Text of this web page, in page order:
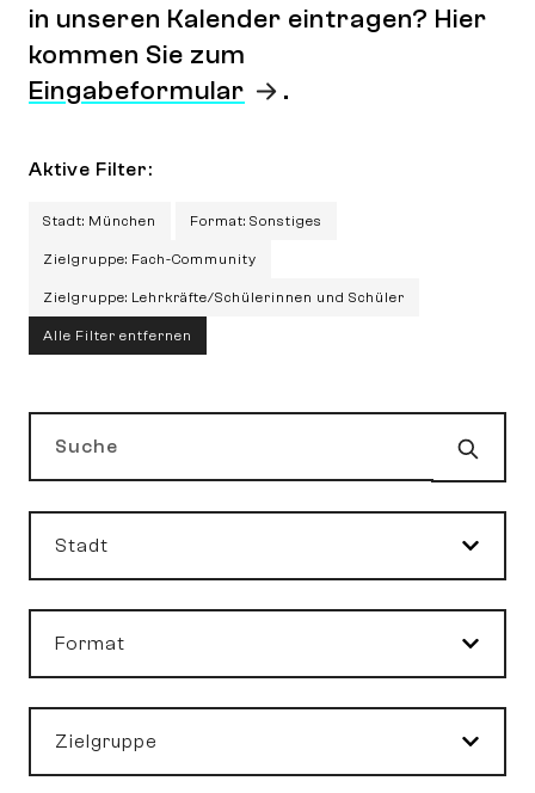
in unseren Kalender eintragen? Hier
kommen Sie zum
Eingabeformular
.
Aktive Filter:
Stadt: München Format: Sonstiges
Zielgruppe: Fach-Community
Zielgruppe: Lehrkräfte/Schülerinnen und Schüler
Alle Filter entfernen
Suche
Stadt
Format
Zielgruppe